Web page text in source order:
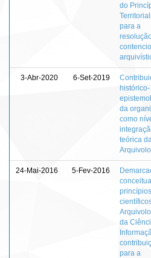
do
para a
3-Abr-2020 6-Set-2019
histórico-
da
como
teórica da
24-Mai-2016 5-Fev-2016
princípios
da
para a